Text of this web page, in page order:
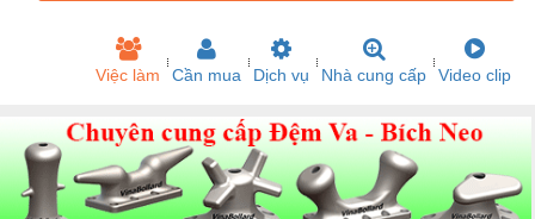
Việc làm Cần mua Dịch vụ Nhà cung cấp Video clip